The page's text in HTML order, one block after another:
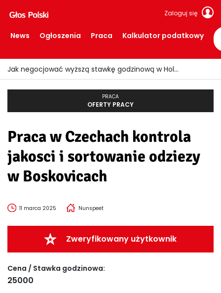
Zaloguj się
News Ogłoszenia Praca Kalkulator podatkowy
Jak negocjować wyższą stawkę godzinową w Holandii?
PRACA
OFERTY PRACY
Praca w Czechach kontrola
jakosci i sortowanie odziezy
w Boskovicach
11 marca 2025 Nunspeet
Zweryfikowany użytkownik
Cena / Stawka godzinowa:
25000